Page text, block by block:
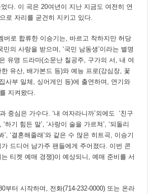
다. 이 곡은 20여년이 지난 지금도 여전히 연
로 자리를 굳건히 지키고 있다.
버로 합류한 이승기는, 바르고 착하지만 허당
의 사랑을 받으며, ‘국민 남동생’이라는 별명
유명 드라마(소문난 칠공주, 구가의 서, 내 여
유산, 배가본드 등)와 예능 프로(강심장, 꽃
사부 일체, 싱어게인 등)에 출연하며, 연기와
지켜왔다.
중심은 가수다. ‘내 여자라니까’외에도 ‘친구
‘하기 힘든 말’, ‘사랑이 술을 가르쳐’, ‘되돌리
’, ‘결혼해줄래’와 같은 수 많은 히트곡, 이승기
드디어 남가주 팬들에게 주어졌다. 이번 콘
티켓 예매 경쟁)이 예상되니, 예매 준비를 서
부터 시작하며, 전화(714-232-0000) 또는 온라